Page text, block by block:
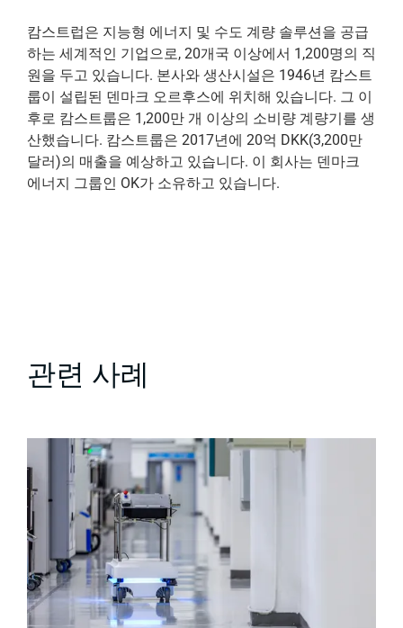
캄스트럽은 지능형 에너지 및 수도 계량 솔루션을 공급
하는 세계적인 기업으로, 20개국 이상에서 1,200명의 직
원을 두고 있습니다. 본사와 생산시설은 1946년 캄스트
룹이 설립된 덴마크 오르후스에 위치해 있습니다. 그 이
후로 캄스트룹은 1,200만 개 이상의 소비량 계량기를 생
산했습니다. 캄스트룹은 2017년에 20억 DKK(3,200만
달러)의 매출을 예상하고 있습니다. 이 회사는 덴마크
에너지 그룹인 OK가 소유하고 있습니다.
관련 사례